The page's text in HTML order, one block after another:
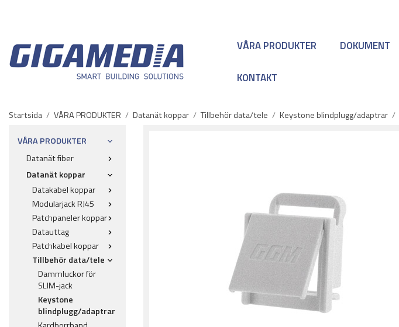
VÅRA PRODUKTER DOKUMENT
KONTAKT
Startsida / VÅRA PRODUKTER / Datanät koppar / Tillbehör data/tele / Keystone blindplugg/adaptrar /
VÅRA PRODUKTER
Datanät fiber
Datanät koppar
Datakabel koppar
Modularjack RJ45
Patchpaneler koppar
Datauttag
Patchkabel koppar
Tillbehör data/tele
Dammluckor för
SLIM-jack
Keystone
blindplugg/adaptrar